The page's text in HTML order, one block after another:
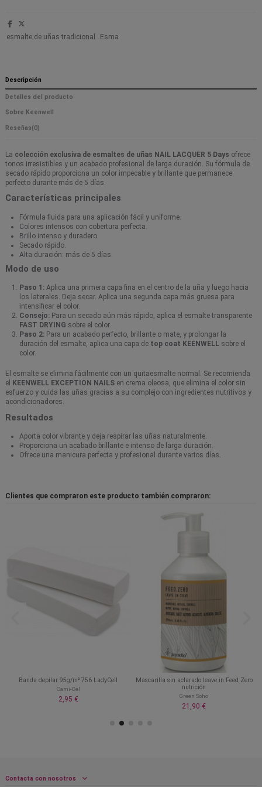
esmalte de uñas tradicional Esma
Descripción
Detalles del producto
Sobre Keenwell
Reseñas(0)
La colección exclusiva de esmaltes de uñas NAIL LACQUER 5 Days ofrece
tonos irresistibles y un acabado profesional de larga duración. Su fórmula de
secado rápido proporciona un color impecable y brillante que permanece
perfecto durante más de 5 días.
Características principales
Fórmula fluida para una aplicación fácil y uniforme.
Colores intensos con cobertura perfecta.
Brillo intenso y duradero.
Secado rápido.
Alta duración: más de 5 días.
Modo de uso
Paso 1: Aplica una primera capa fina en el centro de la uña y luego hacia
los laterales. Deja secar. Aplica una segunda capa más gruesa para
intensificar el color.
Consejo: Para un secado aún más rápido, aplica el esmalte transparente
FAST DRYING sobre el color.
Paso 2: Para un acabado perfecto, brillante o mate, y prolongar la
duración del esmalte, aplica una capa de top coat KEENWELL sobre el
color.
El esmalte se elimina fácilmente con un quitaesmalte normal. Se recomienda
el
KEENWELL EXCEPTION NAILS en crema oleosa, que elimina el color sin
esfuerzo y cuida las uñas gracias a su complejo con ingredientes nutritivos y
acondicionadores.
Resultados
Aporta color vibrante y deja respirar las uñas naturalmente.
Proporciona un acabado brillante e intenso de larga duración.
Ofrece una manicura perfecta y profesional durante varios días.
Clientes que compraron este producto también compraron:
Banda depilar 95g/m² 756 LadyCell
Cami-Cel
2,95 €
Mascarilla sin aclarado leave in Feed Zero
nutrición
Green Soho
21,90 €
Contacta con nosotros